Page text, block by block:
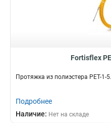
Fortisflex
Протяжка из полиэстера PET-1-
Подробнее
Наличие: Нет на складе